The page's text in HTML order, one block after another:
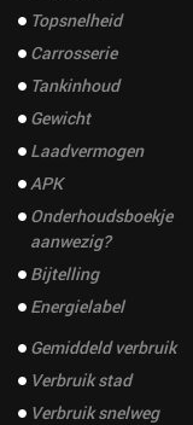
Topsnelheid
Carrosserie
Tankinhoud
Gewicht
Laadvermogen
APK
Onderhoudsboekje
aanwezig?
Bijtelling
Energielabel
Gemiddeld verbruik
Verbruik stad
Verbruik snelweg